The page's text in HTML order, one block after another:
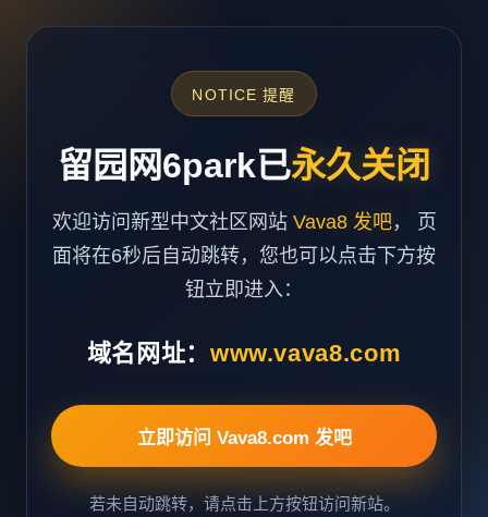
NOTICE 提醒
留园网6park已永久关闭
欢迎访问新型中文社区网站 Vava8 发吧， 页
面将在6秒后自动跳转，您也可以点击下方按
钮立即进入：
域名网址： www.vava8.com
立即访问 Vava8.com 发吧
若未自动跳转，请点击上方按钮访问新站。